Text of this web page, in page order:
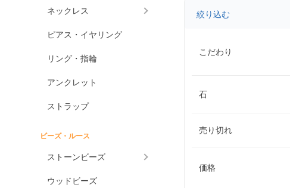
ネックレス
ピアス・イヤリング
リング・指輪
アンクレット
ストラップ
ビーズ・ルース
ストーンビーズ
ウッドビーズ
絞り込む
こだわり
石
売り切れ
価格